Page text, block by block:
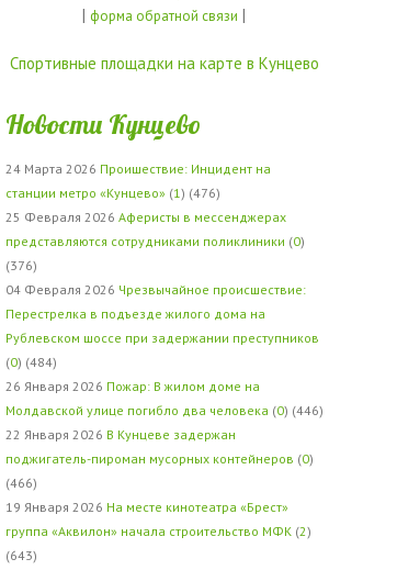
|форма обратной связи |
Спортивные площадки на карте в Кунцево
Новости Кунцево
24 Марта 2026 Проишествие: Инцидент на
станции метро «Кунцево» (1) (476)
25 Февраля 2026 Аферисты в мессенджерах
представляются сотрудниками поликлиники (0)
(376)
04 Февраля 2026 Чрезвычайное происшествие:
Перестрелка в подъезде жилого дома на
Рублевском шоссе при задержании преступников
(0) (484)
26 Января 2026 Пожар: В жилом доме на
Молдавской улице погибло два человека (0) (446)
22 Января 2026 В Кунцеве задержан
поджигатель-пироман мусорных контейнеров (0)
(466)
19 Января 2026 На месте кинотеатра «Брест»
группа «Аквилон» начала строительство МФК (2)
(643)